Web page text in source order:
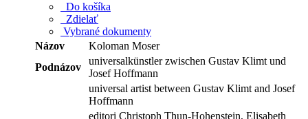
Do košíka
Zdielať
Vybrané dokumenty
Názov
Koloman Moser
Podnázov
universalkünstler zwischen Gustav Klimt und
Josef Hoffmann
universal artist between Gustav Klimt and Josef
Hoffmann
editori Christoph Thun-Hohenstein, Elisabeth